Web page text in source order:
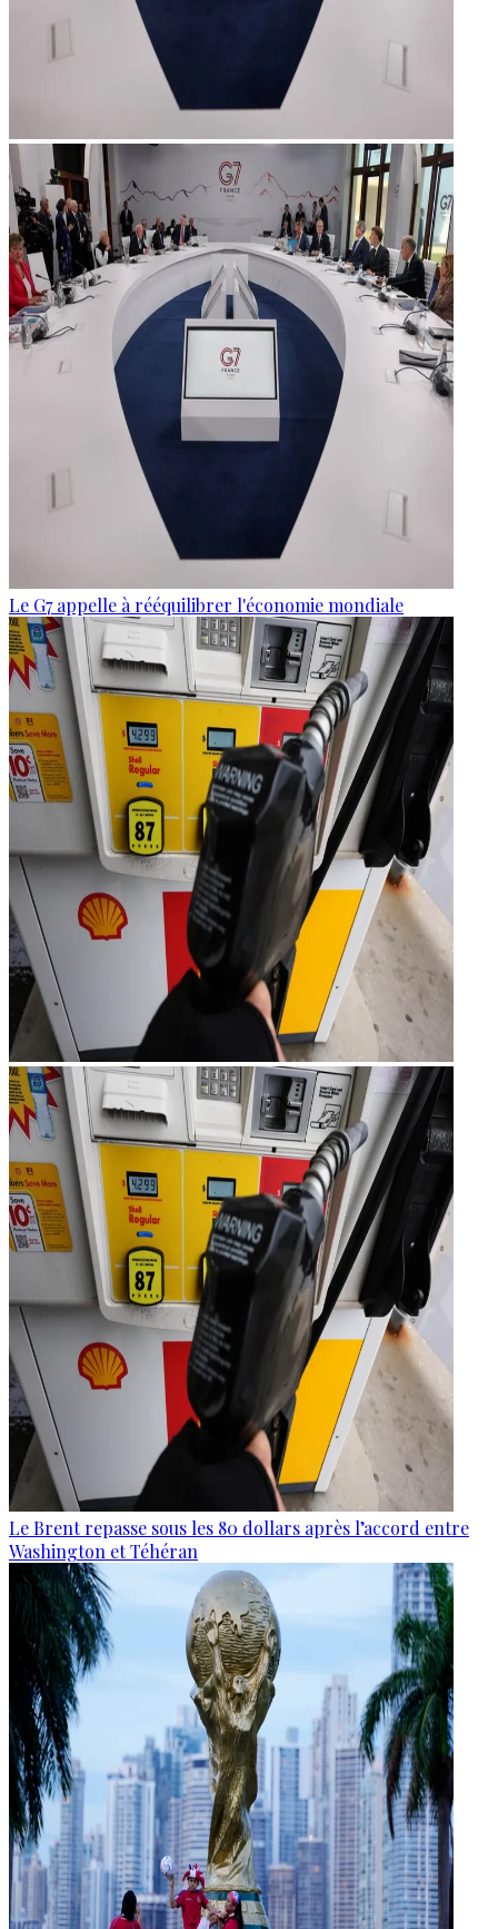
Le G7 appelle à rééquilibrer l'économie mondiale
Le Brent repasse sous les 80 dollars après l’accord entre
Washington et Téhéran